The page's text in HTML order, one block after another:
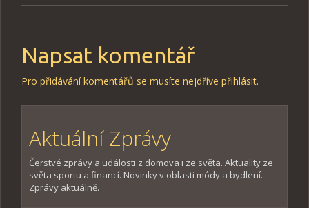
Napsat komentář
Pro přidávání komentářů se musíte nejdříve přihlásit.
Aktuální Zprávy
Čerstvé zprávy a události z domova i ze světa. Aktuality ze
světa sportu a financí. Novinky v oblasti módy a bydlení.
Zprávy aktuálně.